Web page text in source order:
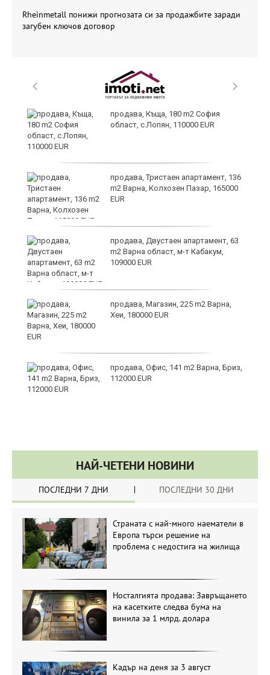
Rheinmetall понижи прогнозата си за продажбите заради
загубен ключов договор
продава, Къща, 180 m2 София
област, с.Лопян, 110000 EUR
продава, Тристаен апартамент, 136
m2 Варна, Колхозен Пазар, 165000
EUR
продава, Двустаен апартамент, 63
m2 Варна област, м-т Кабакум,
109000 EUR
продава, Магазин, 225 m2 Варна,
Хеи, 180000 EUR
продава, Офис, 141 m2 Варна, Бриз,
112000 EUR
НАЙ-ЧЕТЕНИ НОВИНИ
ПОСЛЕДНИ 7 ДНИ ПОСЛЕДНИ 30 ДНИ
Страната с най-много наематели в
Европа търси решение на
проблема с недостига на жилища
Носталгията продава: Завръщането
на касетките следва бума на
винила за 1 млрд. долара
Кадър на деня за 3 август